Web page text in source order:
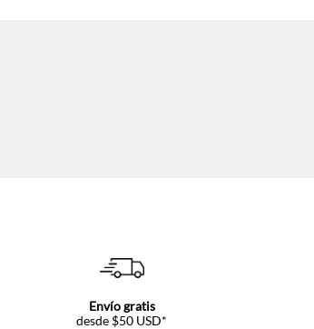
Envío gratis
desde $50 USD*